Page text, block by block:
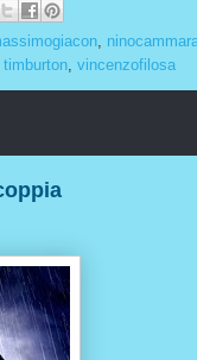
timburton vincenzofilosa